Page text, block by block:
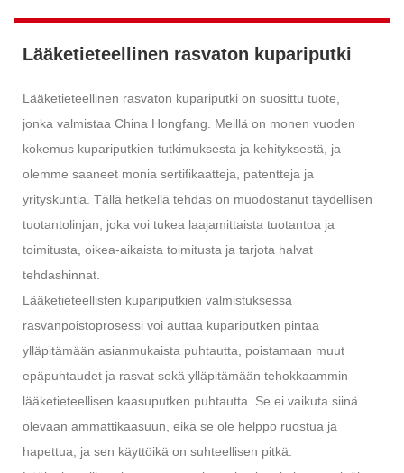
Lääketieteellinen rasvaton kupariputki
Lääketieteellinen rasvaton kupariputki on suosittu tuote,
jonka valmistaa China Hongfang. Meillä on monen vuoden
kokemus kupariputkien tutkimuksesta ja kehityksestä, ja
olemme saaneet monia sertifikaatteja, patentteja ja
yrityskuntia. Tällä hetkellä tehdas on muodostanut täydellisen
tuotantolinjan, joka voi tukea laajamittaista tuotantoa ja
toimitusta, oikea-aikaista toimitusta ja tarjota halvat
tehdashinnat.
Lääketieteellisten kupariputkien valmistuksessa
rasvanpoistoprosessi voi auttaa kupariputken pintaa
ylläpitämään asianmukaista puhtautta, poistamaan muut
epäpuhtaudet ja rasvat sekä ylläpitämään tehokkaammin
lääketieteellisen kaasuputken puhtautta. Se ei vaikuta siinä
olevaan ammattikaasuun, eikä se ole helppo ruostua ja
hapettua, ja sen käyttöikä on suhteellisen pitkä.